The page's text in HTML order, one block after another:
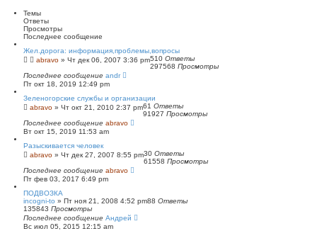
Темы
Ответы
Просмотры
Последнее сообщение
Жел.дорога: информация,проблемы,вопросы
abravo » Чт дек 06, 2007 3:36 pm510 Ответы
297568 Просмотры
Последнее сообщение andr
Пт окт 18, 2019 12:49 pm
Зеленогорские службы и организации
abravo » Чт окт 21, 2010 2:37 pm61 Ответы
91927 Просмотры
Последнее сообщение abravo
Вт окт 15, 2019 11:53 am
Разыскивается человек
abravo » Чт дек 27, 2007 8:55 pm30 Ответы
61558 Просмотры
Последнее сообщение abravo
Пт фев 03, 2017 6:49 pm
ПОДВОЗКА
incogni-to » Пт ноя 21, 2008 4:52 pm88 Ответы
135843 Просмотры
Последнее сообщение Андрей
Вс июл 05, 2015 12:15 am